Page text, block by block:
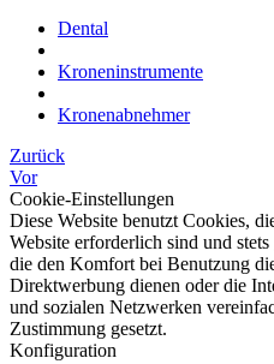
Dental
Kroneninstrumente
Kronenabnehmer
Zurück
Vor
Cookie-Einstellungen
Diese Website benutzt Cookies,
Website erforderlich sind und
die den Komfort bei Benutzung
Direktwerbung dienen oder die
und sozialen Netzwerken
Zustimmung gesetzt.
Konfiguration